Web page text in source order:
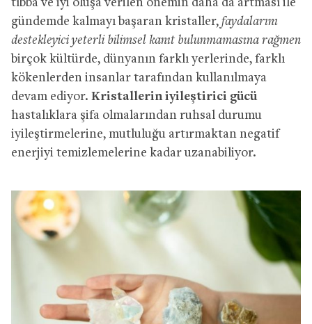
tıbba ve iyi oluşa verilen önemin daha da artması ile
gündemde kalmayı başaran kristaller, faydalarını
destekleyici yeterli bilimsel kanıt bulunmamasına rağmen
birçok kültürde, dünyanın farklı yerlerinde, farklı
kökenlerden insanlar tarafından kullanılmaya
devam ediyor. Kristallerin iyileştirici gücü
hastalıklara şifa olmalarından ruhsal durumu
iyileştirmelerine, mutluluğu artırmaktan negatif
enerjiyi temizlemelerine kadar uzanabiliyor.